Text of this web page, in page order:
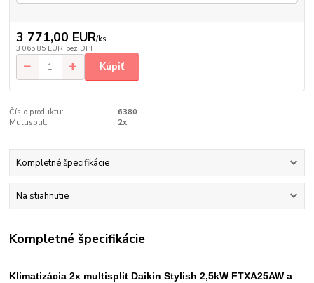
3 771,00 EUR/ks
3 065,85 EUR bez DPH
Kúpiť
Číslo produktu:
6380
Multisplit:
2x
Kompletné špecifikácie
Na stiahnutie
Kompletné špecifikácie
Klimatizácia 2x multisplit Daikin Stylish 2,5kW FTXA25AW a